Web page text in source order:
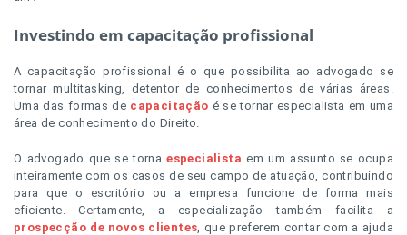
Investindo em capacitação profissional
A capacitação profissional é o que possibilita ao advogado se
tornar multitasking, detentor de conhecimentos de várias áreas.
Uma das formas de capacitação é se tornar especialista em uma
área de conhecimento do Direito.
O advogado que se tornaespecialista em um assunto se ocupa
inteiramente com os casos de seu campo de atuação, contribuindo
para que o escritório ou a empresa funcione de forma mais
eficiente. Certamente, a especialização também facilita a
prospecção de novos clientes, que preferem contar com a ajuda